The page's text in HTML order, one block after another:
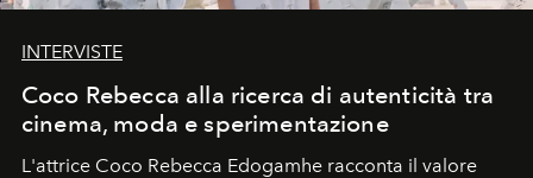
INTERVISTE
Coco Rebecca alla ricerca di autenticità tra
cinema, moda e sperimentazione
L'attrice Coco Rebecca Edogamhe racconta il valore